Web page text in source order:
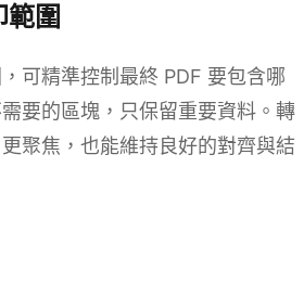
圍
可精準控制最終 PDF 要包含哪
要的區塊，只保留重要資料。轉
聚焦，也能維持良好的對齊與結